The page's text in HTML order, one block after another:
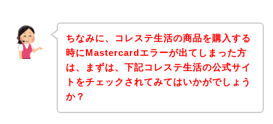
ちなみに、コレステ生活の商品を購入する
時にMastercardエラーが出てしまった方
は、まずは、下記コレステ生活の公式サイ
トをチェックされてみてはいかがでしょう
か？